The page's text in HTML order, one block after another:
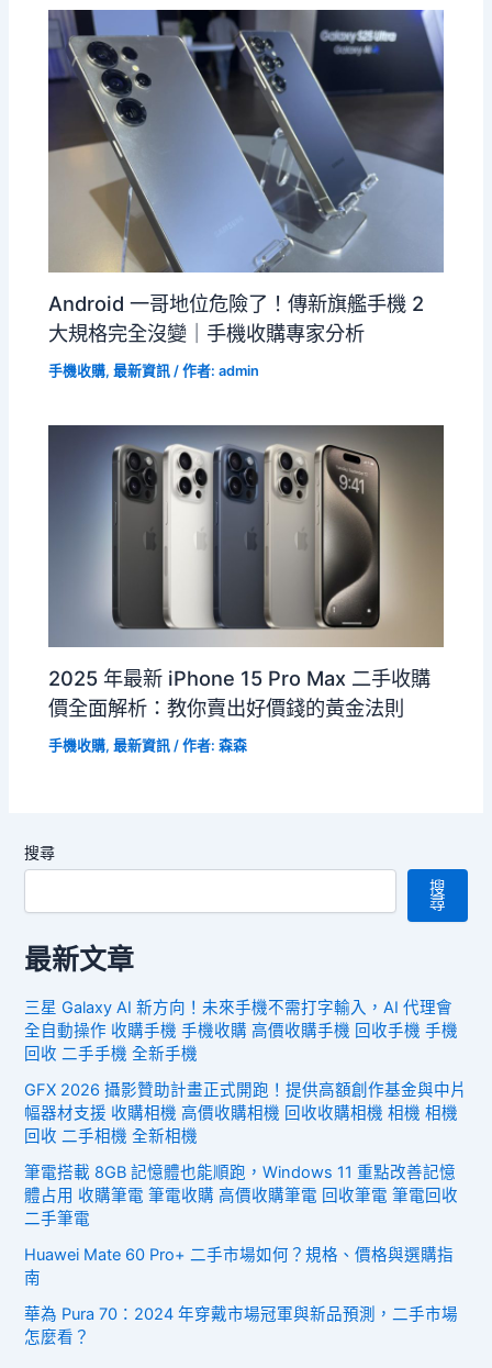
Android 一哥地位危險了！傳新旗艦手機 2
大規格完全沒變｜手機收購專家分析
手機收購,最新資訊 / 作者:admin
2025 年最新 iPhone 15 Pro Max 二手收購
價全面解析：教你賣出好價錢的黃金法則
手機收購,最新資訊 / 作者:森森
搜尋
搜
尋
最新文章
三星 Galaxy AI 新方向！未來手機不需打字輸入，AI 代理會
全自動操作 收購手機 手機收購 高價收購手機 回收手機 手機
回收 二手手機 全新手機
GFX 2026 攝影贊助計畫正式開跑！提供高額創作基金與中片
幅器材支援 收購相機 高價收購相機 回收收購相機 相機 相機
回收 二手相機 全新相機
筆電搭載 8GB 記憶體也能順跑，Windows 11 重點改善記憶
體占用 收購筆電 筆電收購 高價收購筆電 回收筆電 筆電回收
二手筆電
Huawei Mate 60 Pro+ 二手市場如何？規格、價格與選購指
南
華為 Pura 70：2024 年穿戴市場冠軍與新品預測，二手市場
怎麼看？